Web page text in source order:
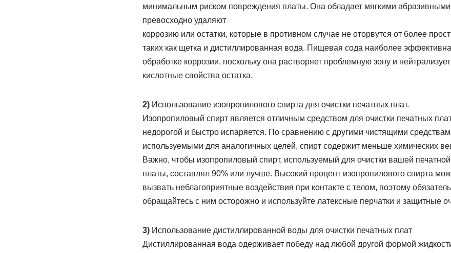
минимальным риском повреждения платы. Она обладает мягкими абразивными
превосходно удаляют
коррозию или остатки, которые в противном случае не оторвутся от более
таких как щетка и дистиллированная вода. Пищевая сода наиболее
обработке коррозии, поскольку она растворяет проблемную зону и нейтрализует
кислотные свойства остатка.
2)Использование изопропилового спирта для очистки печатных плат.
Изопропиловый спирт является отличным средством для очистки печатных
недорогой и быстро испаряется. По сравнению с другими чистящими
используемыми для аналогичных целей, спирт содержит меньше химических
Важно, чтобы изопропиловый спирт, используемый для очистки вашей печатной
платы, составлял 90% или лучше. Высокий процент изопропилового спирта
вызвать неблагоприятные воздействия при контакте с телом, поэтому
обращайтесь с ним осторожно и используйте латексные перчатки и защитные
3)Использование дистиллированной воды для очистки печатных плат
Дистиллированная вода одерживает победу над любой другой формой